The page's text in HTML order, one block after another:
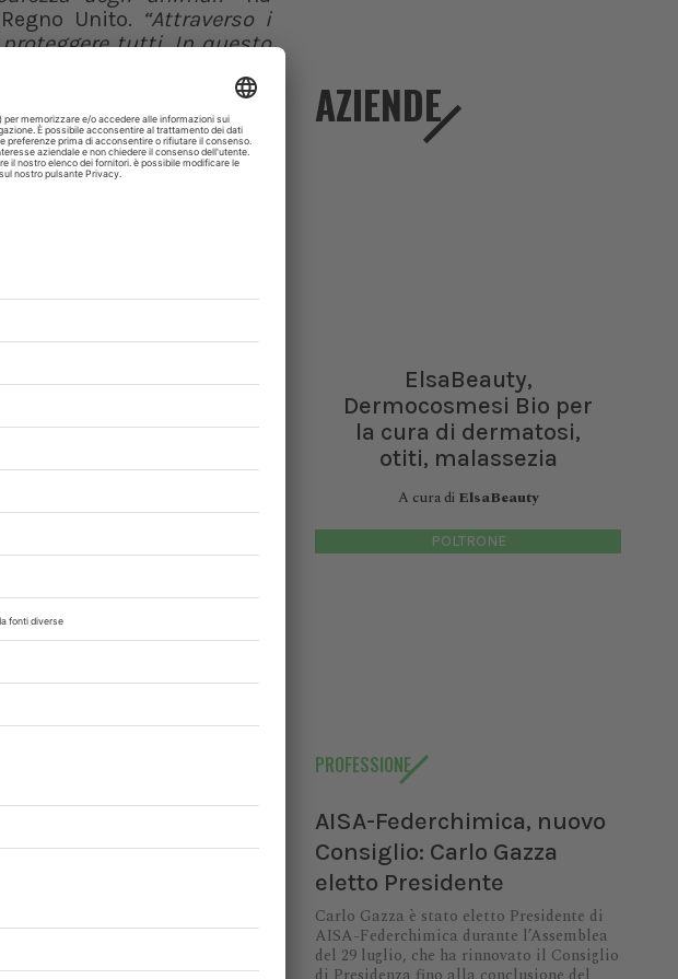
Unito. “Attraverso i
tutti. In questo
supportare le indagini
al veterinario locale
e ridurre qualsiasi
abbia contratto
virus”
sorveglianza nell’ambito
alcune parti del North
le persone che
le linee guida esistenti
parte delle regioni
suina A nei suini e
agli animali o ad
cinquanta casi di
della malattia è stato
AZIENDE
ElsaBeauty,
Dermocosmesi Bio per
la cura di dermatosi,
otiti, malassezia
A cura di ElsaBeauty
POLTRONE
PROFESSIONE
AISA-Federchimica, nuovo
Consiglio: Carlo Gazza
eletto Presidente
Carlo Gazza è stato eletto Presidente di
AISA-Federchimica durante l’Assemblea
del 29 luglio, che ha rinnovato il Consiglio